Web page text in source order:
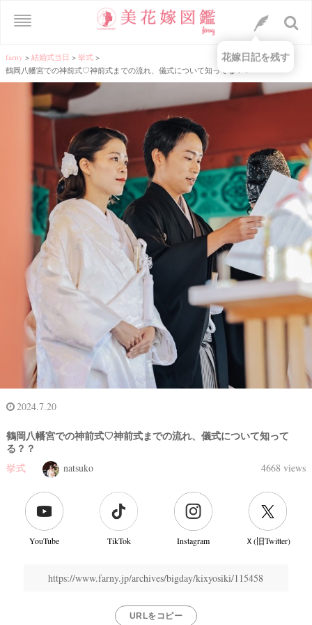
farny > 結婚式当日 > 挙式 >
鶴岡八幡宮での神前式♡神前式までの流れ、儀式について知ってる？？
2024.7.20
鶴岡八幡宮での神前式♡神前式までの流れ、儀式について知って
る？？
挙式 natsuko 4668 views
YouTube TikTok Instagram Ｘ(旧Twitter)
https://www.farny.jp/archives/bigday/kixyosiki/115458
URLをコピー
花嫁日記を残す